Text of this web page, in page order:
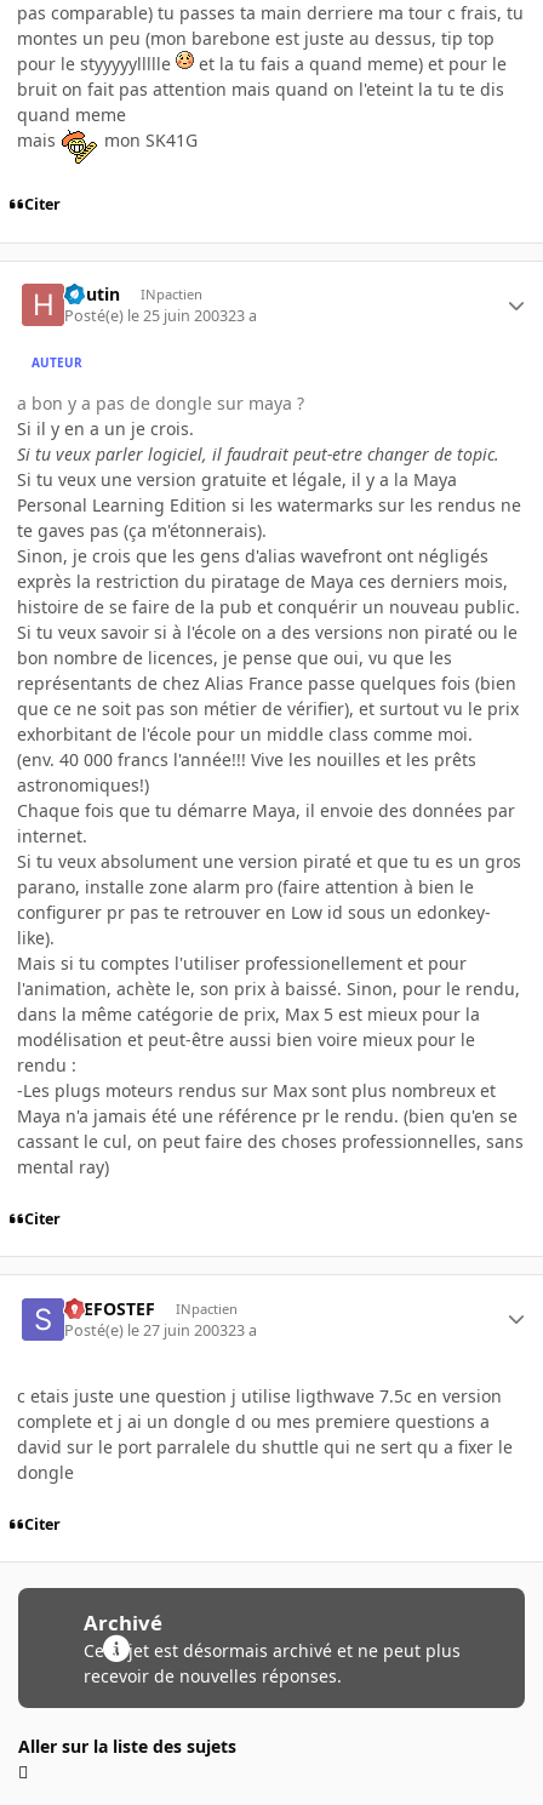
pas comparable) tu passes ta main derriere ma tour c frais, tu
montes un peu (mon barebone est juste au dessus, tip top
pour le styyyyyllllle
et la tu fais a quand meme) et pour le
bruit on fait pas attention mais quand on l'eteint la tu te dis
quand meme
mais
mon SK41G
Citer
houtin INpactien
Posté(e) le 25 juin 200323 a
AUTEUR
a bon y a pas de dongle sur maya ?
Si il y en a un je crois.
Si tu veux parler logiciel, il faudrait peut-etre changer de topic.
Si tu veux une version gratuite et légale, il y a la Maya
Personal Learning Edition si les watermarks sur les rendus ne
te gaves pas (ça m'étonnerais).
Sinon, je crois que les gens d'alias wavefront ont négligés
exprès la restriction du piratage de Maya ces derniers mois,
histoire de se faire de la pub et conquérir un nouveau public.
Si tu veux savoir si à l'école on a des versions non piraté ou le
bon nombre de licences, je pense que oui, vu que les
représentants de chez Alias France passe quelques fois (bien
que ce ne soit pas son métier de vérifier), et surtout vu le prix
exhorbitant de l'école pour un middle class comme moi.
(env. 40 000 francs l'année!!! Vive les nouilles et les prêts
astronomiques!)
Chaque fois que tu démarre Maya, il envoie des données par
internet.
Si tu veux absolument une version piraté et que tu es un gros
parano, installe zone alarm pro (faire attention à bien le
configurer pr pas te retrouver en Low id sous un edonkey-
like).
Mais si tu comptes l'utiliser professionellement et pour
l'animation, achète le, son prix à baissé. Sinon, pour le rendu,
dans la même catégorie de prix, Max 5 est mieux pour la
modélisation et peut-être aussi bien voire mieux pour le
rendu :
-Les plugs moteurs rendus sur Max sont plus nombreux et
Maya n'a jamais été une référence pr le rendu. (bien qu'en se
cassant le cul, on peut faire des choses professionnelles, sans
mental ray)
Citer
STEFOSTEF INpactien
Posté(e) le 27 juin 200323 a
c etais juste une question j utilise ligthwave 7.5c en version
complete et j ai un dongle d ou mes premiere questions a
david sur le port parralele du shuttle qui ne sert qu a fixer le
dongle
Citer
Archivé
Ce sujet est désormais archivé et ne peut plus
recevoir de nouvelles réponses.
Aller sur la liste des sujets